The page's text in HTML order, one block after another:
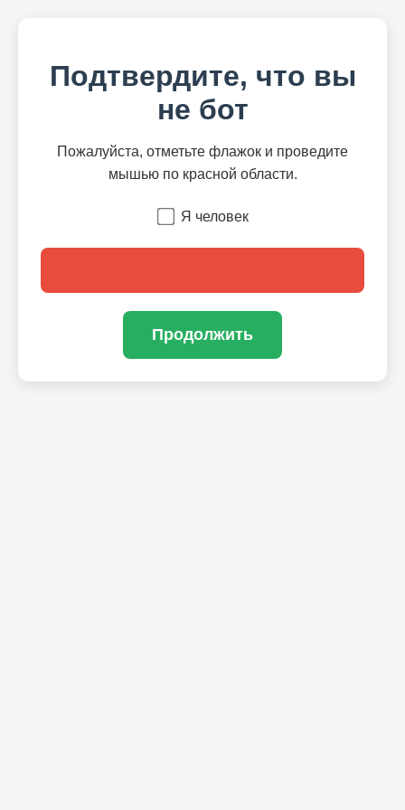
Подтвердите, что вы
не бот
Пожалуйста, отметьте флажок и проведите
мышью по красной области.
Я человек
Продолжить